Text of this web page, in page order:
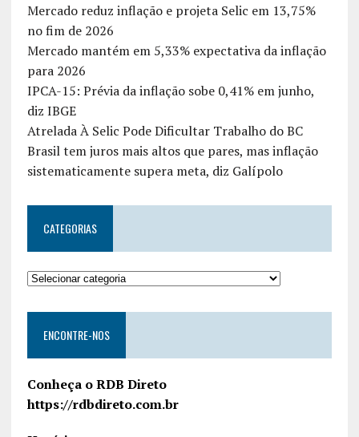
Mercado reduz inflação e projeta Selic em 13,75%
no fim de 2026
Mercado mantém em 5,33% expectativa da inflação
para 2026
IPCA-15: Prévia da inflação sobe 0,41% em junho,
diz IBGE
Atrelada À Selic Pode Dificultar Trabalho do BC
Brasil tem juros mais altos que pares, mas inflação
sistematicamente supera meta, diz Galípolo
CATEGORIAS
ENCONTRE-NOS
Conheça o RDB Direto
https://rdbdireto.com.br